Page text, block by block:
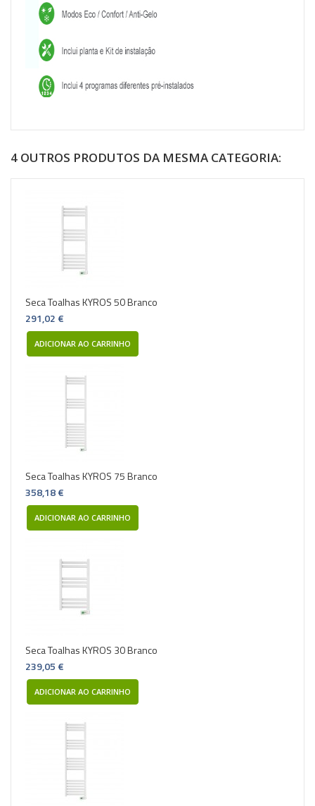
4 OUTROS PRODUTOS DA MESMA CATEGORIA:
Seca Toalhas KYROS 50 Branco
291,02 €
ADICIONAR AO CARRINHO
Seca Toalhas KYROS 75 Branco
358,18 €
ADICIONAR AO CARRINHO
Seca Toalhas KYROS 30 Branco
239,05 €
ADICIONAR AO CARRINHO